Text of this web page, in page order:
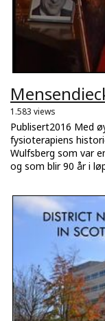
1.583 views
Publisert2016 Med
fysioterapiens
Wulfsberg som var
og som blir 90 år i